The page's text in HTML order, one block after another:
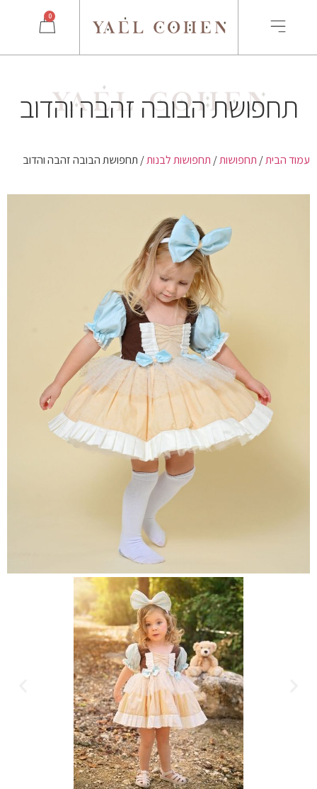
0
תחפושת הבובה זהבה והדוב
עמוד הבית/ תחפושות/ תחפושות לבנות/ תחפושת הבובה זהבה והדוב